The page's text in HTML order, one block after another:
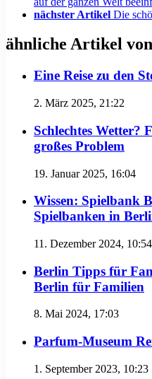
nächster Artikel Die
ähnliche Artikel von
Eine Reise zu den
2. März 2025, 21:22
Schlechtes Wetter?
großes Problem
19. Januar 2025, 16:04
Wissen: Spielbank
Spielbanken in
11. Dezember 2024, 10:54
Berlin Tipps für
Berlin für Familien
8. Mai 2024, 17:03
Parfum-Museum
1. September 2023, 10:23